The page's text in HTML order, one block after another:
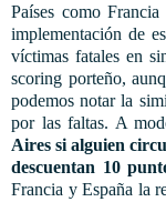
Países como
implementación de
víctimas fatales en
scoring porteño,
podemos notar la
por las faltas. A
Aires si alguien
descuentan 10
Francia y España la